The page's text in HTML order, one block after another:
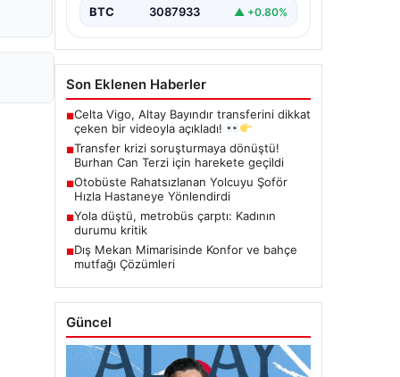
BTC 3087933 ▲ +0.80%
Son Eklenen Haberler
■Celta Vigo, Altay Bayındır transferini dikkat
çeken bir videoyla açıkladı!
■Transfer krizi soruşturmaya dönüştü!
Burhan Can Terzi için harekete geçildi
■Otobüste Rahatsızlanan Yolcuyu Şoför
Hızla Hastaneye Yönlendirdi
■Yola düştü, metrobüs çarptı: Kadının
durumu kritik
■Dış Mekan Mimarisinde Konfor ve bahçe
mutfağı Çözümleri
Güncel